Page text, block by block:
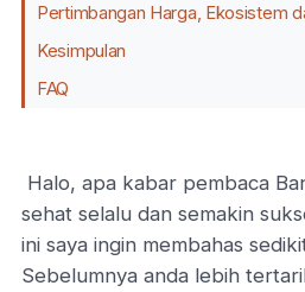
Pertimbangan Harga, Ekosistem
Kesimpulan
FAQ
Halo, apa kabar pembaca
sehat selalu dan semakin
ini saya ingin membahas
Sebelumnya anda lebih